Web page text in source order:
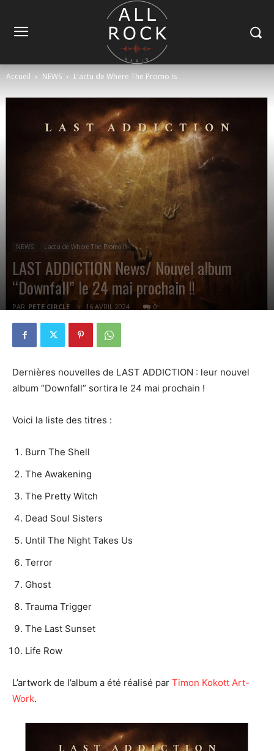
Accueil NEWS L'actu de Where The Promo Is
NEWS L'actu de Where The Promo Is
LAST ADDICTION News/ Nouvel album
“Downfall” le 24 mai prochain !!
PAR PETE CIRCLE 16 AVRIL 2024 0
Dernières nouvelles de LAST ADDICTION : leur nouvel
album “Downfall” sortira le 24 mai prochain !
Voici la liste des titres :
Burn The Shell
The Awakening
The Pretty Witch
Dead Soul Sisters
Until The Night Takes Us
Terror
Ghost
Trauma Trigger
The Last Sunset
Life Row
L’artwork de l’album a été réalisé par Timon Kokott Art-
Work.